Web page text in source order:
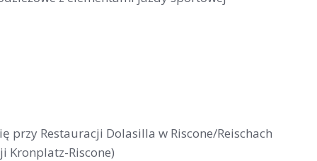
Restauracji Dolasilla w Riscone/Reischach
Kronplatz-Riscone)